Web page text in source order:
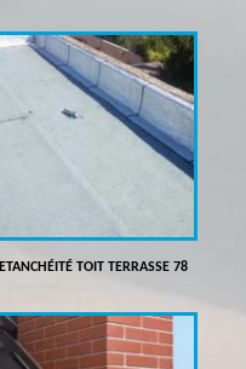
ETANCHÉITÉ TOIT TERRASSE 78